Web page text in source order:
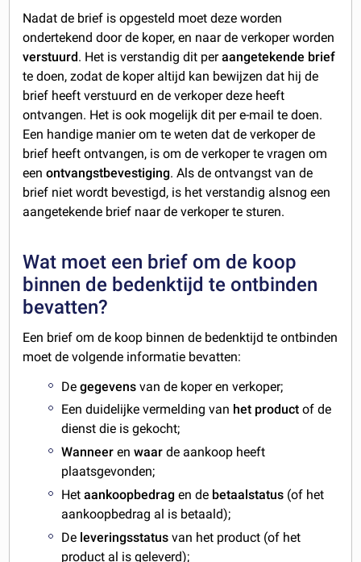
Nadat de brief is opgesteld moet deze worden
ondertekend door de koper, en naar de verkoper worden
verstuurd. Het is verstandig dit peraangetekende brief
te doen, zodat de koper altijd kan bewijzen dat hij de
brief heeft verstuurd en de verkoper deze heeft
ontvangen. Het is ook mogelijk dit per e-mail te doen.
Een handige manier om te weten dat de verkoper de
brief heeft ontvangen, is om de verkoper te vragen om
eenontvangstbevestiging. Als de ontvangst van de
brief niet wordt bevestigd, is het verstandig alsnog een
aangetekende brief naar de verkoper te sturen.
Wat moet een brief om de koop
binnen de bedenktijd te ontbinden
bevatten?
Een brief om de koop binnen de bedenktijd te ontbinden
moet de volgende informatie bevatten:
Degegevens van de koper en verkoper;
Een duidelijke vermelding van het product of de
dienst die is gekocht;
Wanneer enwaar de aankoop heeft
plaatsgevonden;
Hetaankoopbedrag en de betaalstatus (of het
aankoopbedrag al is betaald);
De leveringsstatus van het product (of het
product al is geleverd);